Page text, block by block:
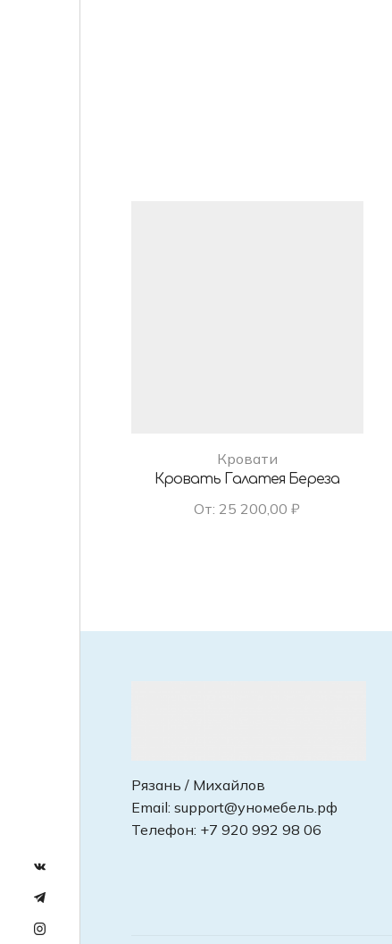
Кровати
Кровать Галатея Береза
От:25 200,00₽
Рязань / Михайлов
Email: support@уномебель.рф
Телефон: +7 920 992 98 06